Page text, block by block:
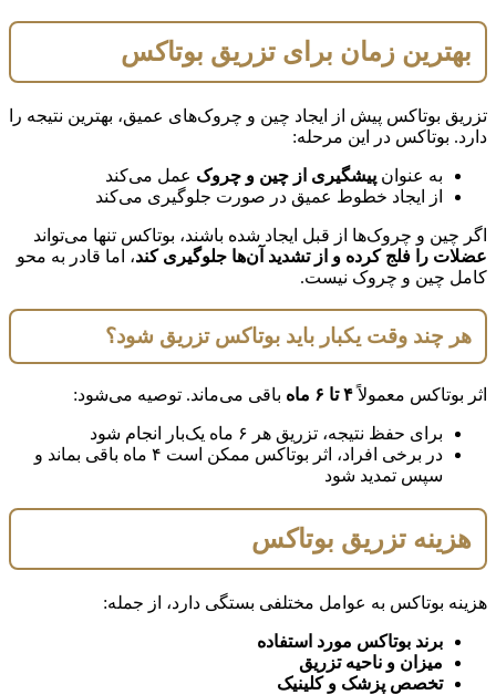
بهترین زمان برای تزریق بوتاکس
تزریق بوتاکس پیش از ایجاد چین و چروک‌های عمیق، بهترین نتیجه را
دارد. بوتاکس در این مرحله:
به عنوان پیشگیری از چین و چروک عمل می‌کند
از ایجاد خطوط عمیق در صورت جلوگیری می‌کند
اگر چین و چروک‌ها از قبل ایجاد شده باشند، بوتاکس تنها می‌تواند
عضلات را فلج کرده و از تشدید آن‌ها جلوگیری کند، اما قادر به محو
کامل چین و چروک نیست.
هر چند وقت یکبار باید بوتاکس تزریق شود؟
اثر بوتاکس معمولاً۴ تا ۶ ماه باقی می‌ماند. توصیه می‌شود:
برای حفظ نتیجه، تزریق هر ۶ ماه یک‌بار انجام شود
در برخی افراد، اثر بوتاکس ممکن است ۴ ماه باقی بماند و
سپس تمدید شود
هزینه تزریق بوتاکس
هزینه بوتاکس به عوامل مختلفی بستگی دارد، از جمله:
برند بوتاکس مورد استفاده
میزان و ناحیه تزریق
تخصص پزشک و کلینیک